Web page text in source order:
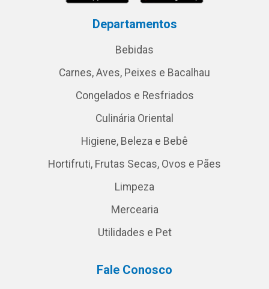
Departamentos
Bebidas
Carnes, Aves, Peixes e Bacalhau
Congelados e Resfriados
Culinária Oriental
Higiene, Beleza e Bebê
Hortifruti, Frutas Secas, Ovos e Pães
Limpeza
Mercearia
Utilidades e Pet
Fale Conosco